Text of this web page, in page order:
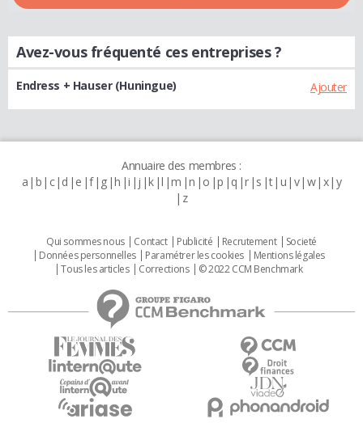
Avez-vous fréquenté ces entreprises ?
Ajouter
Endress + Hauser (Huningue)
Annuaire des membres :
a b c d e f g h i j k l m n o p q r s t u v w x y
z
Qui sommes nous Contact Publicité Recrutement
Societé
Données personnelles
Paramétrer les cookies
Mentions légales
Tous les articles
Corrections © 2022 CCM Benchmark